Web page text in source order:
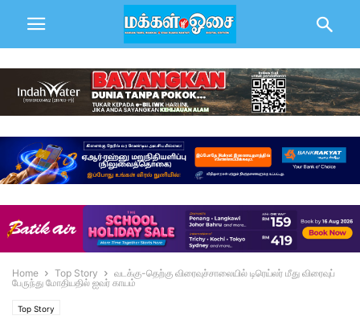
Home Top Story
வடக்கு-தெற்கு விரைவுச்சாலையில் டிரெய்லர் மீது விரைவுப்
பேருந்து மோதியதில் ஐவர் காயம்
Top Story